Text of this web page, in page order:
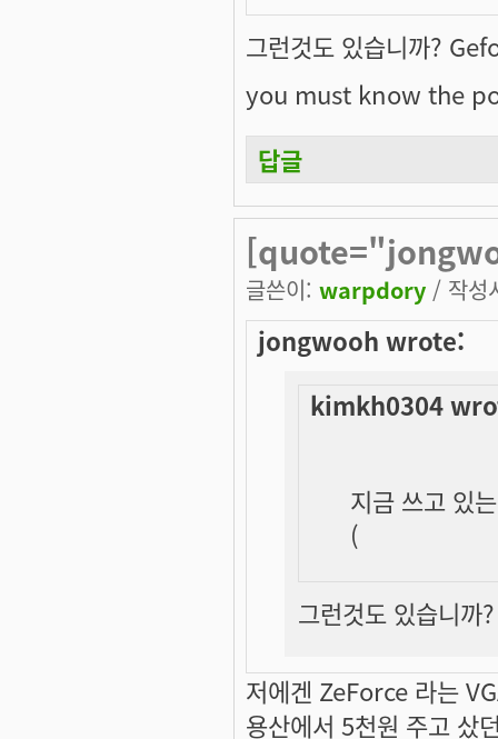
그런것도 있습니까?
you must know the
답글
글쓴이: warpdory / 작성
jongwooh wrote:
kimkh0304
지금 쓰고 있
(
그런것도 있습니
저에겐 ZeForce 라는
용산에서 5천원 주고 샀